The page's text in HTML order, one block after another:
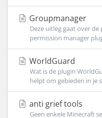
Groupmanager
Deze uitleg gaat over
permission manager
WorldGuard
Wat is de plugin
helpt om gebieden in je
anti grief tools
Geen enkele Minecraft